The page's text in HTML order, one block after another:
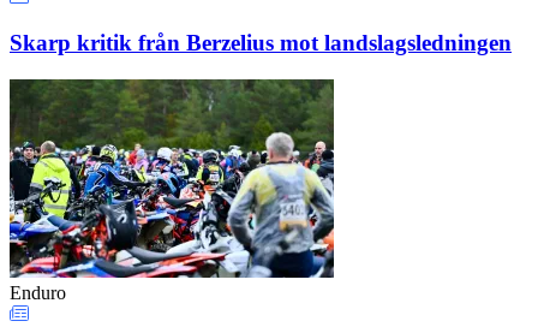
Skarp kritik från Berzelius mot landslagsledningen
Enduro